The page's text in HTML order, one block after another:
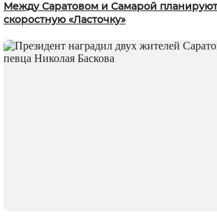
Между Саратовом и Самарой планируют
скоростную «Ласточку»